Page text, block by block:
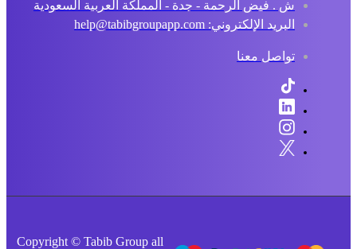
ش . فيض الرحمة - جدة - المملكة العربية السعودية
البريد الإلكتروني: help@tabibgroupapp.com
تواصل معنا
Copyright © Tabib Group all